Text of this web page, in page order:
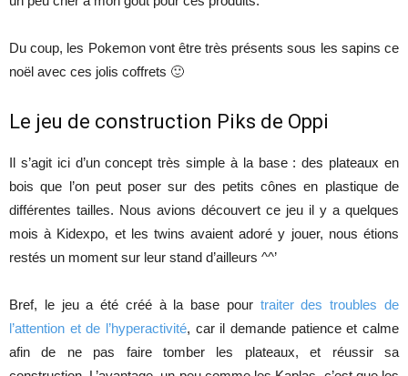
Du coup, les Pokemon vont être très présents sous les sapins ce
noël avec ces jolis coffrets 🙂
Le jeu de construction Piks de Oppi
Il s’agit ici d’un concept très simple à la base : des plateaux en
bois que l’on peut poser sur des petits cônes en plastique de
différentes tailles. Nous avions découvert ce jeu il y a quelques
mois à Kidexpo, et les twins avaient adoré y jouer, nous étions
restés un moment sur leur stand d’ailleurs ^^’
Bref, le jeu a été créé à la base pour traiter des troubles de
l’attention et de l’hyperactivité, car il demande patience et calme
afin de ne pas faire tomber les plateaux, et réussir sa